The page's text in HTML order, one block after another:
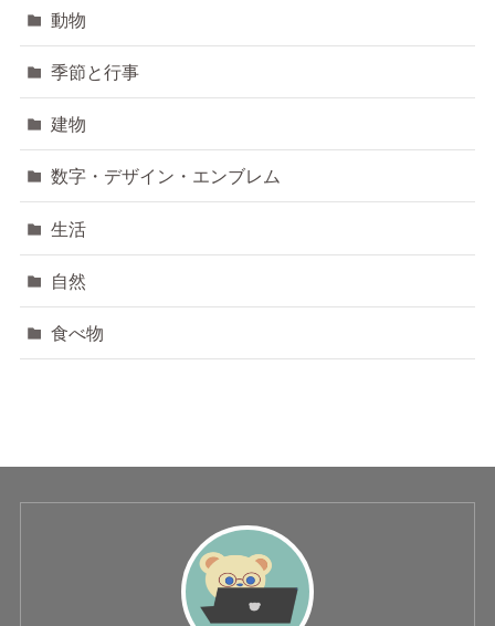
動物
季節と行事
建物
数字・デザイン・エンブレム
生活
自然
食べ物